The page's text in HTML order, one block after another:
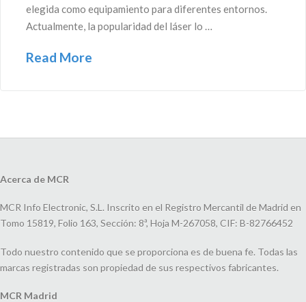
elegida como equipamiento para diferentes entornos.
Actualmente, la popularidad del láser lo …
Read More
Acerca de MCR
MCR Info Electronic, S.L. Inscrito en el Registro Mercantil de Madrid en
Tomo 15819, Folio 163, Sección: 8ª, Hoja M-267058, CIF: B-82766452
Todo nuestro contenido que se proporciona es de buena fe. Todas las
marcas registradas son propiedad de sus respectivos fabricantes.
MCR Madrid